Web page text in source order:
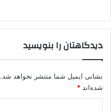
دیدگاهتان را بنویسید
نشانی ایمیل شما منتشر نخواهد شد.
شده‌اند *